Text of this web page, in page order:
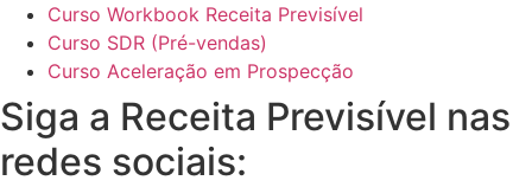
Curso Workbook Receita Previsível
Curso SDR (Pré-vendas)
Curso Aceleração em Prospecção
Siga a Receita Previsível nas
redes sociais: